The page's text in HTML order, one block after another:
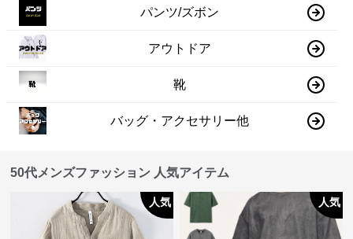
パンツ/ズボン
アウトドア
靴
バッグ・アクセサリー他
50代メンズファッション 人気アイテム
人気 人気